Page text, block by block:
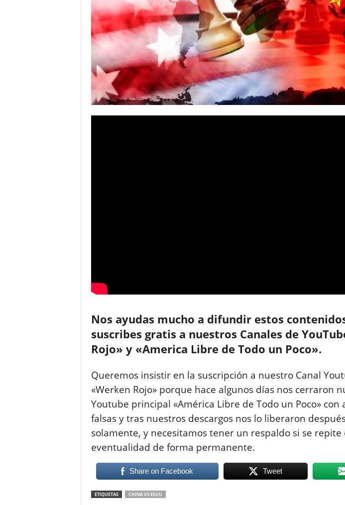
Nos ayudas mucho a difundir estos
suscribes gratis a nuestros Canales de
Rojo» y «America Libre de Todo un Poco».
Queremos insistir en la suscripción a nuestro Canal
«Werken Rojo» porque hace algunos días nos cerraron
Youtube principal «América Libre de Todo un Poco» con
falsas y tras nuestros descargos nos lo liberaron
solamente, y necesitamos tener un respaldo si se repite
eventualidad de forma permanente.
Share on Facebook Tweet
ETIQUETAS CHINA VS EEUU